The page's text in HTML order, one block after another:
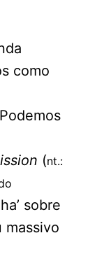
como
(nt.:
sobre
massivo